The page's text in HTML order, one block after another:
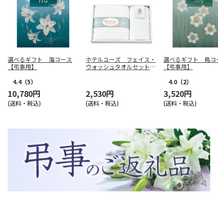
選べるギフト 海コース
【弔事用】
4.4（5）
10,780円
(送料・税込)
ホテルユーズ フェイス・
ウォッシュタオルセットＡ
2,530円
(送料・税込)
選べるギフト 鳥コ
【弔事用】
4.0 （2）
3,520円
(送料・税込)